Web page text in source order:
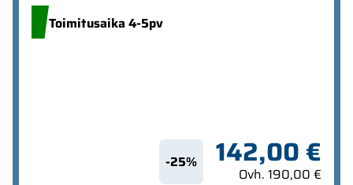
Toimitusaika 4-5pv
-25% 142,00 €
Ovh. 190,00 €